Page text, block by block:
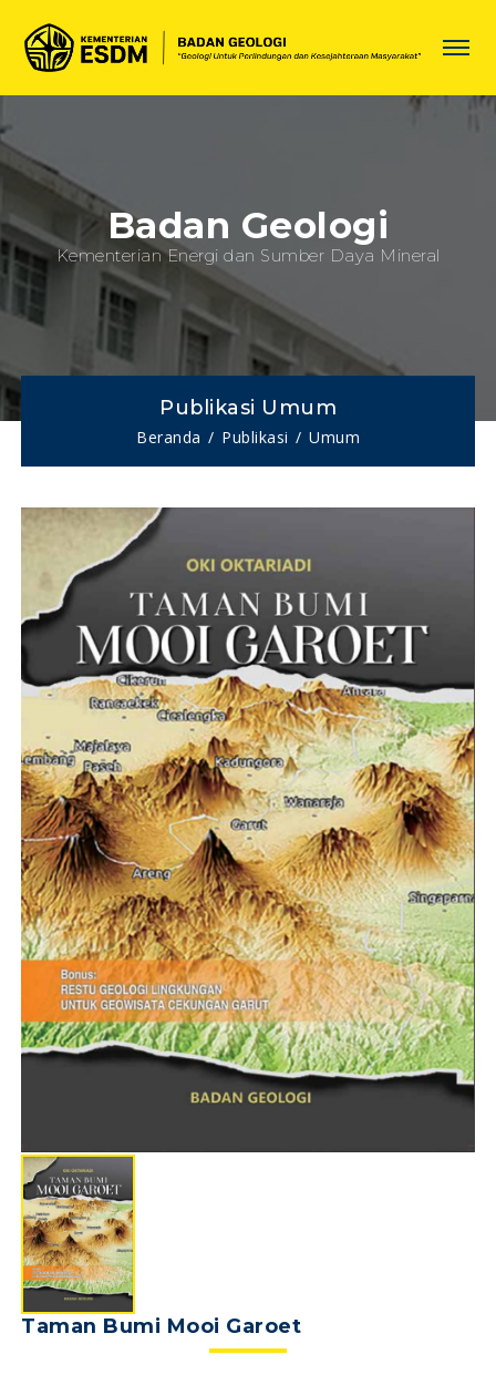
Badan Geologi
Kementerian Energi dan Sumber Daya Mineral
Publikasi Umum
Beranda Publikasi Umum
Taman Bumi Mooi Garoet